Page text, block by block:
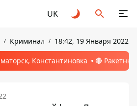
UK
Криминал 18:42, 19 Января 2022
Константиновка 🔴